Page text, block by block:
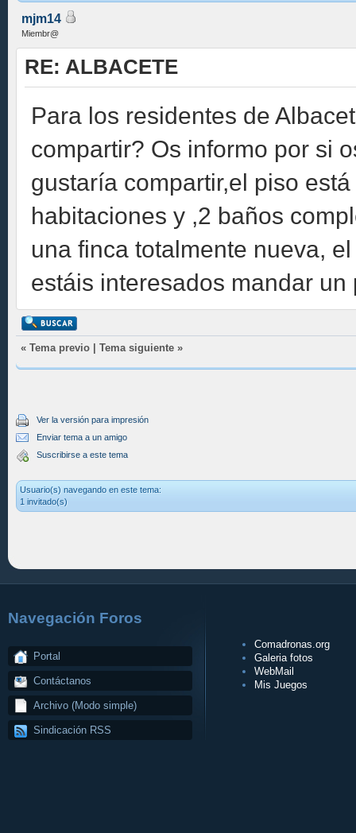
mjm14
Miembr@
RE: ALBACETE
Para los residentes de
compartir? Os informo por si
gustaría compartir,el piso
habitaciones y ,2 baños
una finca totalmente nueva,
estáis interesados mandar un
« Tema previo Tema siguiente »
Ver la versión para impresión
Enviar tema a un amigo
Suscribirse a este tema
Usuario(s) navegando en este tema:
1 invitado(s)
Navegación Foros
Portal
Contáctanos
Archivo (Modo simple)
Sindicación RSS
Comadronas.org
Galeria fotos
WebMail
Mis Juegos